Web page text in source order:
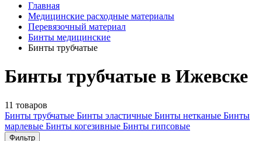
Главная
Медицинские расходные материалы
Перевязочный материал
Бинты медицинские
Бинты трубчатые
Бинты трубчатые в Ижевске
11 товаров
Бинты трубчатые Бинты эластичные Бинты нетканые Бинты
марлевые Бинты когезивные Бинты гипсовые
Фильтр